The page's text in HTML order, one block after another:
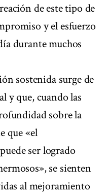
de este tipo de
y el esfuerzo
durante muchos
sostenida surge de
y que, cuando las
sobre la
que «el
ser logrado
se sienten
al mejoramiento